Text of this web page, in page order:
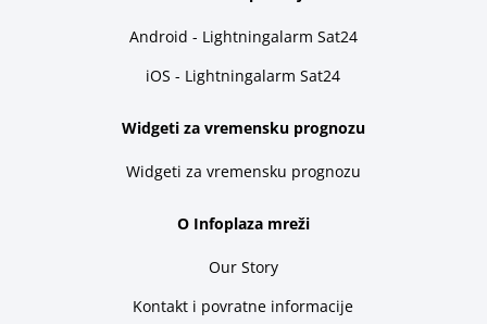
Android - Lightningalarm Sat24
iOS - Lightningalarm Sat24
Widgeti za vremensku prognozu
Widgeti za vremensku prognozu
O Infoplaza mreži
Our Story
Kontakt i povratne informacije